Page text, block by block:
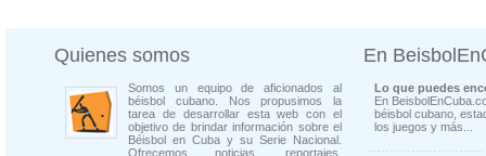
Quienes somos
Somos un equipo de aficionados al
béisbol cubano. Nos propusimos la
tarea de desarrollar esta web con el
objetivo de brindar información sobre el
Béisbol en Cuba y su Serie Nacional.
Ofrecemos noticias, reportajes,
En
Lo que puedes
En
béisbol cubano,
los juegos y más...